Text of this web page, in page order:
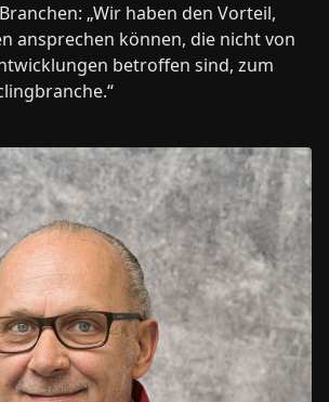
„Wir haben den Vorteil,
ansprechen können, die nicht von
betroffen sind, zum